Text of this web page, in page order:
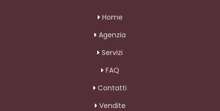
Home
Agenzia
Servizi
FAQ
Contatti
Vendite